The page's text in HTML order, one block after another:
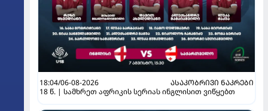
18:04/06-08-2026
ᲐᲡᲐᲙᲝᲑᲠᲘᲕᲘ ᲜᲐᲙᲠᲔᲑᲘ
18 წ. | სამხრეთ აფრიკის სერიას ინგლისით ვიწყებთ